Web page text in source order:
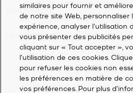
MON COMPTE
ENTREPRISE
2026Michael Kors
Déclaration de confidentialité
similaires pour fournir et
de notre site Web,
expérience, analyser l'utilisation
vous présenter des publicités
cliquant sur « Tout accepter »,
l’utilisation de ces cookies.
pour refuser les cookies non
les préférences en matière de
vos préférences. Pour plus